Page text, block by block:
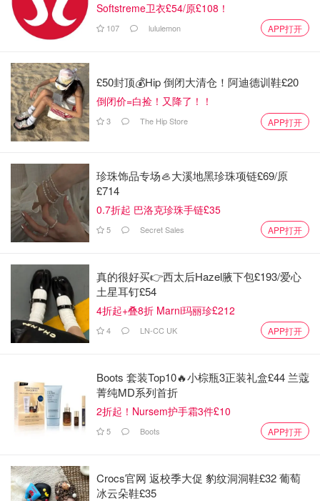
如何修剪
从枝干的下面往上数，数到三到四节有芽的位置，在离芽大
约5mm处剪断。
下图是修剪后嫩芽长大了的枝条，可以清楚地看到当初修剪
Softstreme卫衣£54/原£108！
107 lululemon APP打开
£50封顶💰Hip 倒闭大清仓！阿迪德训鞋£20
倒闭价=白捡！又降了！！
3 The Hip Store APP打开
珍珠饰品专场🦪大溪地黑珍珠项链£69/原
£714
0.7折起 巴洛克珍珠手链£35
5 Secret Sales APP打开
真的很好买👉西太后Hazel腋下包£193/爱心
土星耳钉£54
4折起+叠8折 Marni玛丽珍£212
4 LN-CC UK APP打开
Boots 套装Top10🔥小棕瓶3正装礼盒£44 兰蔻
菁纯MD系列首折
2折起！Nursem护手霜3件£10
5 Boots APP打开
Crocs官网 返校季大促 豹纹洞洞鞋£32 葡萄
冰云朵鞋£35